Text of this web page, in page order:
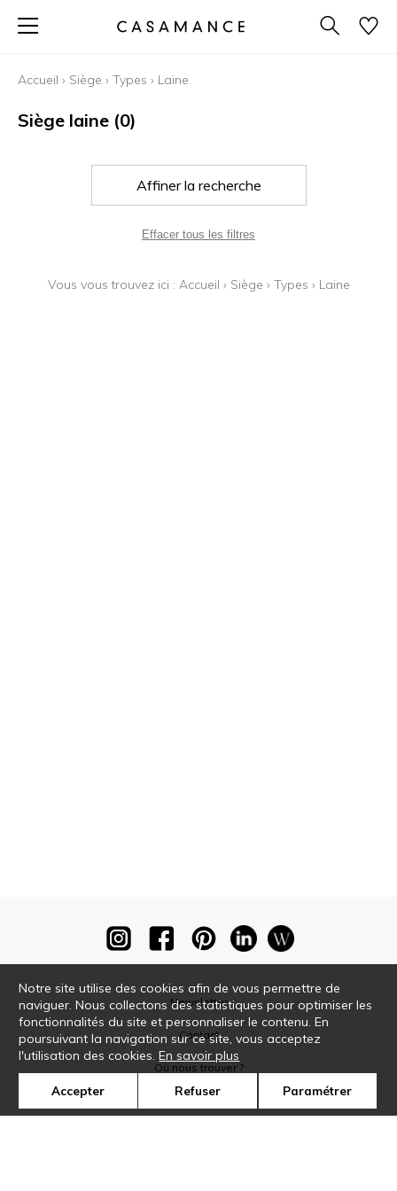
Accueil › Siège › Types › Laine
Siège laine (0)
Affiner la recherche
Effacer tous les filtres
Vous vous trouvez ici : Accueil › Siège › Types › Laine
Newsletter
Contact
Où nous trouver ?
Notre site utilise des cookies afin de vous permettre de
naviguer. Nous collectons des statistiques pour optimiser les
fonctionnalités du site et personnaliser le contenu. En
poursuivant la navigation sur ce site, vous acceptez
l'utilisation des cookies.En savoir plus
Accepter Refuser Paramétrer